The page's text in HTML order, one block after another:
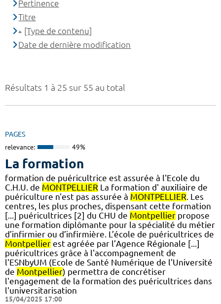
Résultats 1 à 25 sur 55 au total
PAGES
relevance: 49%
La formation
formation de puéricultrice est assurée à l'Ecole du
C.H.U. de MONTPELLIER La formation d' auxiliaire de
puériculture n'est pas assurée à MONTPELLIER . Les
centres, les plus proches, dispensant cette formation
[...] puéricultrices [2] du CHU de Montpellier propose
une formation diplômante pour la spécialité du métier
d’infirmier ou d’infirmière. L’école de puéricultrices de
Montpellier est agréée par l’Agence Régionale [...]
puéricultrices grâce à l'accompagnement de
l'ESNbyUM (Ecole de Santé Numérique de l'Université
de Montpellier) permettra de concrétiser
l'engagement de la formation des puéricultrices dans
l'universitarisation
15/04/2025 17:00
Pertinence
Titre
[Type de contenu]
Date de dernière modification